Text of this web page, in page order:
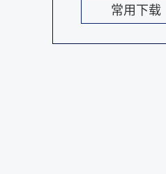
常用下载